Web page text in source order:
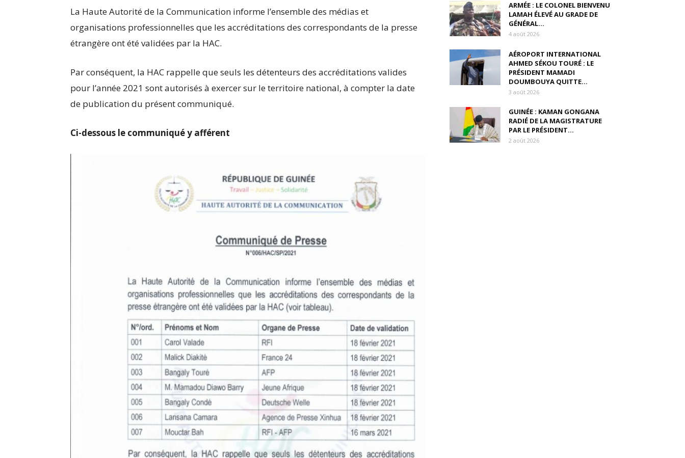
La Haute Autorité de la Communication informe l’ensemble des médias et
organisations professionnelles que les accréditations des correspondants de la presse
étrangère ont été validées par la HAC.
Par conséquent, la HAC rappelle que seuls les détenteurs des accréditations valides
pour l’année 2021 sont autorisés à exercer sur le territoire national, à compter la date
de publication du présent communiqué.
Ci-dessous le communiqué y afférent
ARMÉE : LE COLONEL BIENVENU
LAMAH ÉLEVÉ AU GRADE DE
GÉNÉRAL...
4 août 2026
AÉROPORT INTERNATIONAL
AHMED SÉKOU TOURÉ : LE
PRÉSIDENT MAMADI
DOUMBOUYA QUITTE...
3 août 2026
GUINÉE : KAMAN GONGANA
RADIÉ DE LA MAGISTRATURE
PAR LE PRÉSIDENT...
2 août 2026